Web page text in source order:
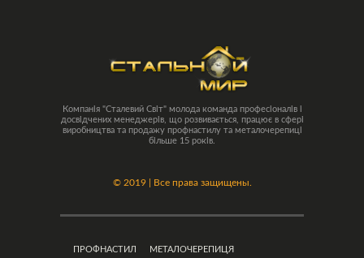
Компанія "Сталевий Світ" молода команда професіоналів і
досвідчених менеджерів, що розвивається, працює в сфері
виробництва та продажу профнастилу та металочерепиці
більше 15 років.
© 2019 | Все права защищены.
ПРОФНАСТИЛ
МЕТАЛОЧЕРЕПИЦЯ